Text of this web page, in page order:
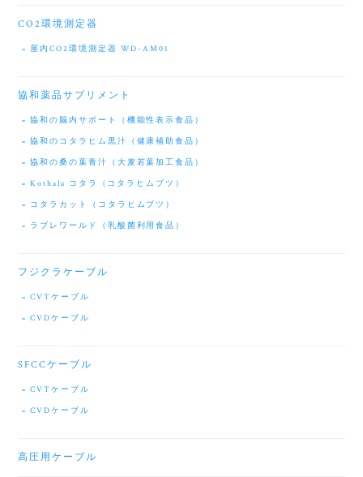
CO2環境測定器
屋内CO2環境測定器 WD-AM01
協和薬品サプリメント
協和の脳内サポート（機能性表示食品）
協和のコタラヒム黒汁（健康補助食品）
協和の桑の葉青汁（大麦若葉加工食品）
Kothala コタラ（コタラヒムブツ）
コタラカット（コタラヒムブツ）
ラブレワールド（乳酸菌利用食品）
フジクラケーブル
CVTケーブル
CVDケーブル
SFCCケーブル
CVTケーブル
CVDケーブル
高圧用ケーブル